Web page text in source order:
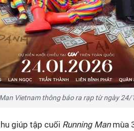
Vietnam thông báo ra rạp từ ngày 24/
giúp tập cuối Running Man mùa